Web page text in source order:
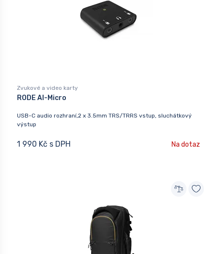
Zvukové a video karty
RODE AI-Micro
USB-C audio rozhraní,2 x 3.5mm TRS/TRRS vstup, sluchátkový
výstup
1 990 Kč s DPH Na dotaz